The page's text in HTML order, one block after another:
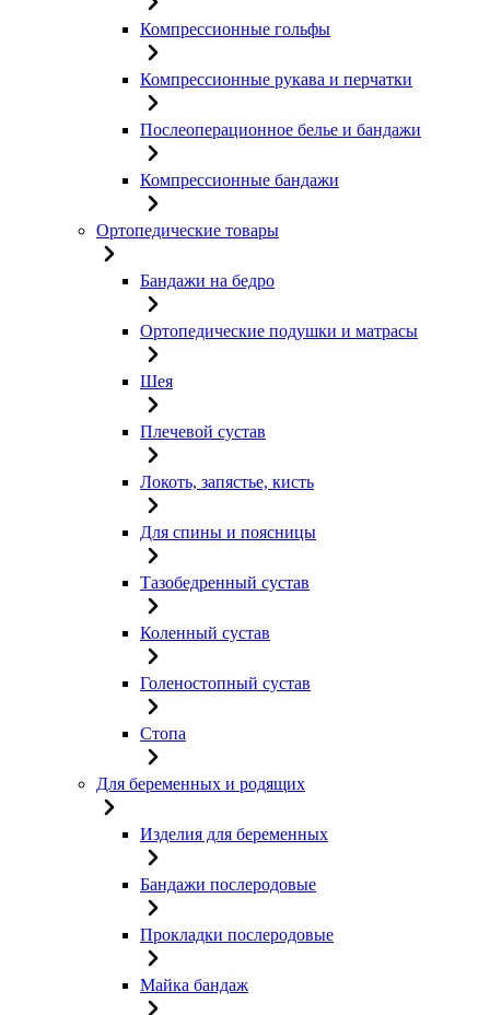
Компрессионные гольфы
Компрессионные рукава и перчатки
Послеоперационное белье и бандажи
Компрессионные бандажи
Ортопедические товары
Бандажи на бедро
Ортопедические подушки и матрасы
Шея
Плечевой сустав
Локоть, запястье, кисть
Для спины и поясницы
Тазобедренный сустав
Коленный сустав
Голеностопный сустав
Стопа
Для беременных и родящих
Изделия для беременных
Бандажи послеродовые
Прокладки послеродовые
Майка бандаж